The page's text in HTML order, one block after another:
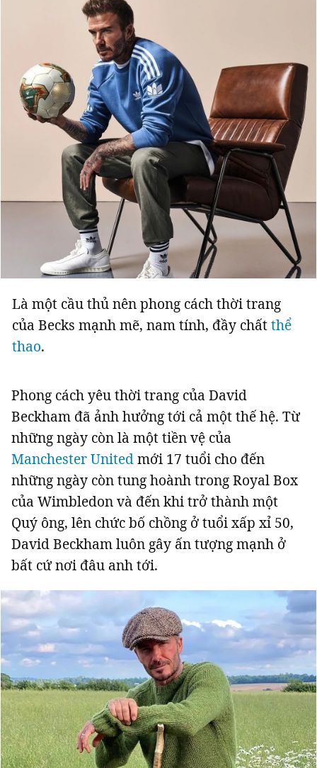
Là một cầu thủ nên phong cách thời trang
của Becks mạnh mẽ, nam tính, đầy chấtthể
thao.
Phong cách yêu thời trang của David
Beckham đã ảnh hưởng tới cả một thế hệ. Từ
những ngày còn là một tiền vệ của
Manchester Unitedmới 17 tuổi cho đến
những ngày còn tung hoành trong Royal Box
của Wimbledon và đến khi trở thành một
Quý ông, lên chức bố chồng ở tuổi xấp xỉ 50,
David Beckham luôn gây ấn tượng mạnh ở
bất cứ nơi đâu anh tới.